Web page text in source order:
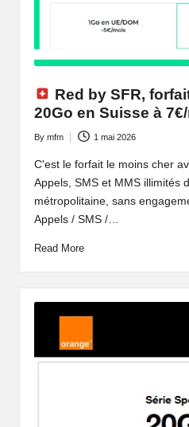
Red by SFR,
20Go en Suisse à
Posted
by
By mfm 1 mai 2026
C'est le forfait le moins cher
Appels, SMS et MMS illimités
métropolitaine, sans
Appels / SMS /…
Read More